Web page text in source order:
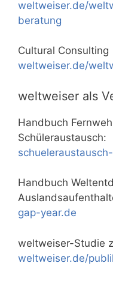
weltweiser.de/
beratung
Cultural Consulting
weltweiser.de/
weltweiser als
Handbuch
Schüleraustausch:
Handbuch
gap-year.de
weltweiser-Studie
weltweiser.de/